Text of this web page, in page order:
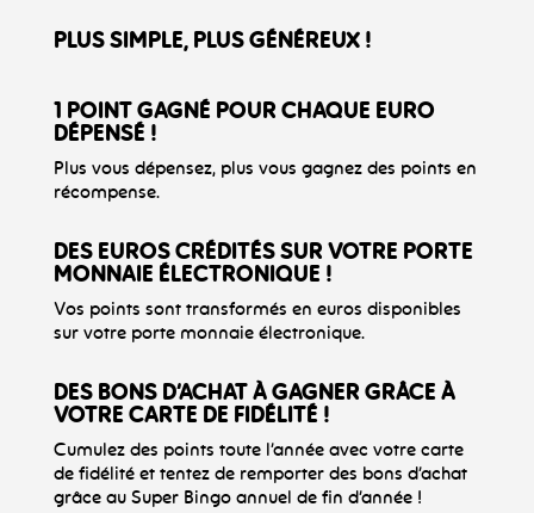
PLUS SIMPLE, PLUS GÉNÉREUX !
1 POINT GAGNÉ POUR CHAQUE EURO
DÉPENSÉ !
Plus vous dépensez, plus vous gagnez des points en
récompense.
DES EUROS CRÉDITÉS SUR VOTRE PORTE
MONNAIE ÉLECTRONIQUE !
Vos points sont transformés en euros disponibles
sur votre porte monnaie électronique.
DES BONS D’ACHAT À GAGNER GRÂCE À
VOTRE CARTE DE FIDÉLITÉ !
Cumulez des points toute l’année avec votre carte
de fidélité et tentez de remporter des bons d’achat
grâce au Super Bingo annuel de fin d’année !